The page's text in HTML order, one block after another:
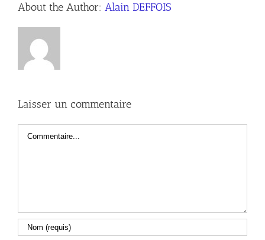
About the Author: Alain DEFFOIS
Laisser un commentaire